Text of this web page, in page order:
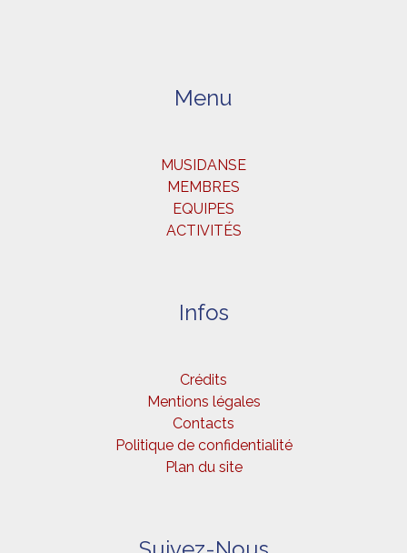
Menu
MUSIDANSE
MEMBRES
EQUIPES
ACTIVITÉS
Infos
Crédits
Mentions légales
Contacts
Politique de confidentialité
Plan du site